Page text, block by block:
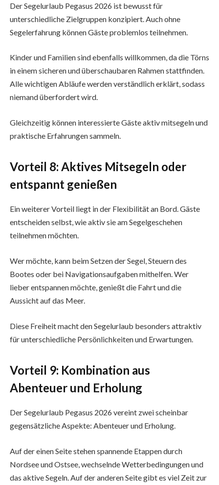
Der Segelurlaub Pegasus 2026 ist bewusst für
unterschiedliche Zielgruppen konzipiert. Auch ohne
Segelerfahrung können Gäste problemlos teilnehmen.
Kinder und Familien sind ebenfalls willkommen, da die Törns
in einem sicheren und überschaubaren Rahmen stattfinden.
Alle wichtigen Abläufe werden verständlich erklärt, sodass
niemand überfordert wird.
Gleichzeitig können interessierte Gäste aktiv mitsegeln und
praktische Erfahrungen sammeln.
Vorteil 8: Aktives Mitsegeln oder
entspannt genießen
Ein weiterer Vorteil liegt in der Flexibilität an Bord. Gäste
entscheiden selbst, wie aktiv sie am Segelgeschehen
teilnehmen möchten.
Wer möchte, kann beim Setzen der Segel, Steuern des
Bootes oder bei Navigationsaufgaben mithelfen. Wer
lieber entspannen möchte, genießt die Fahrt und die
Aussicht auf das Meer.
Diese Freiheit macht den Segelurlaub besonders attraktiv
für unterschiedliche Persönlichkeiten und Erwartungen.
Vorteil 9: Kombination aus
Abenteuer und Erholung
Der Segelurlaub Pegasus 2026 vereint zwei scheinbar
gegensätzliche Aspekte: Abenteuer und Erholung.
Auf der einen Seite stehen spannende Etappen durch
Nordsee und Ostsee, wechselnde Wetterbedingungen und
das aktive Segeln. Auf der anderen Seite gibt es viel Zeit zur